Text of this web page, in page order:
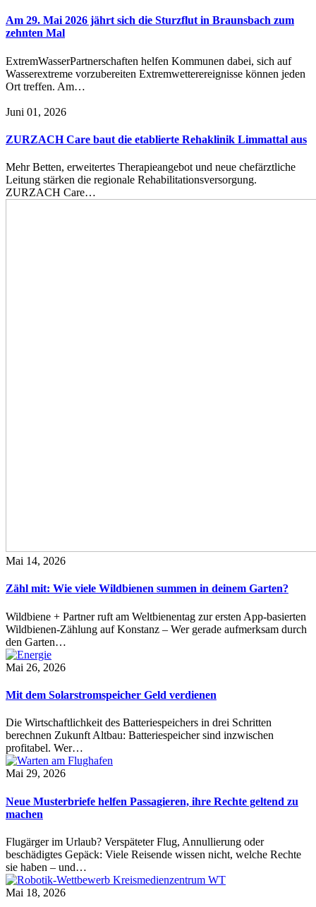
Am 29. Mai 2026 jährt sich die Sturzflut in Braunsbach zum
zehnten Mal
ExtremWasserPartnerschaften helfen Kommunen dabei, sich auf
Wasserextreme vorzubereiten Extremwetterereignisse können jeden
Ort treffen. Am…
Juni 01, 2026
ZURZACH Care baut die etablierte Rehaklinik Limmattal aus
Mehr Betten, erweitertes Therapieangebot und neue chefärztliche
Leitung stärken die regionale Rehabilitationsversorgung.
ZURZACH Care…
Mai 14, 2026
Zähl mit: Wie viele Wildbienen summen in deinem Garten?
Wildbiene + Partner ruft am Weltbienentag zur ersten App-basierten
Wildbienen-Zählung auf Konstanz – Wer gerade aufmerksam durch
den Garten…
Mai 26, 2026
Mit dem Solarstromspeicher Geld verdienen
Die Wirtschaftlichkeit des Batteriespeichers in drei Schritten
berechnen Zukunft Altbau: Batteriespeicher sind inzwischen
profitabel. Wer…
Mai 29, 2026
Neue Musterbriefe helfen Passagieren, ihre Rechte geltend zu
machen
Flugärger im Urlaub? Verspäteter Flug, Annullierung oder
beschädigtes Gepäck: Viele Reisende wissen nicht, welche Rechte
sie haben – und…
Mai 18, 2026